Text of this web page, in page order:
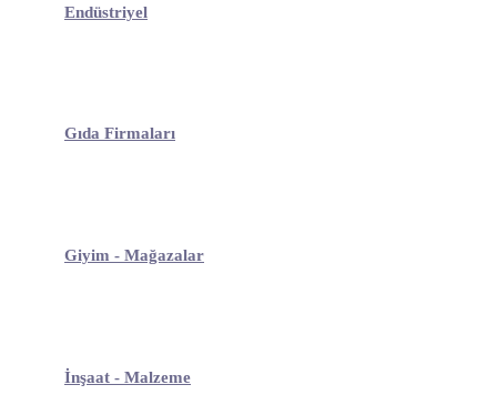
Endüstriyel
Gıda Firmaları
Giyim - Mağazalar
İnşaat - Malzeme